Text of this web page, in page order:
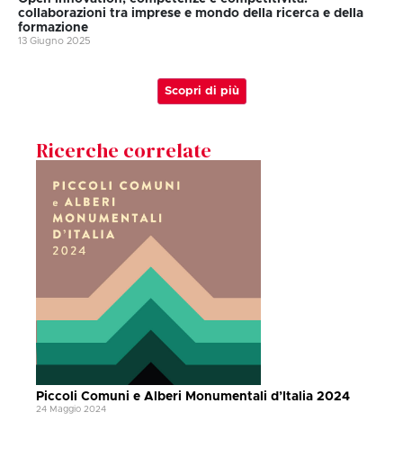
collaborazioni tra imprese e mondo della ricerca e della
formazione
13 Giugno 2025
Scopri di più
Ricerche correlate
Piccoli Comuni e Alberi Monumentali d’Italia 2024
24 Maggio 2024